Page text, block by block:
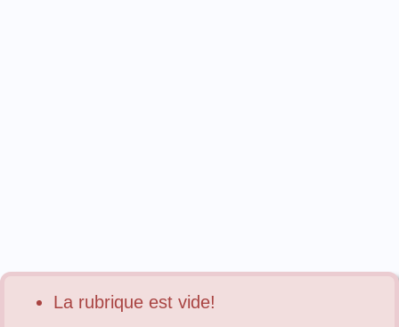
La rubrique est vide!